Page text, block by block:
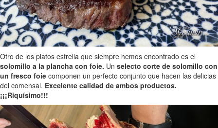
Otro de los platos estrella que siempre hemos encontrado es el
solomillo a la plancha con foie. Un selecto corte de solomillo con
un fresco foie componen un perfecto conjunto que hacen las delicias
del comensal. Excelente calidad de ambos productos.
¡¡¡Riquísimo!!!